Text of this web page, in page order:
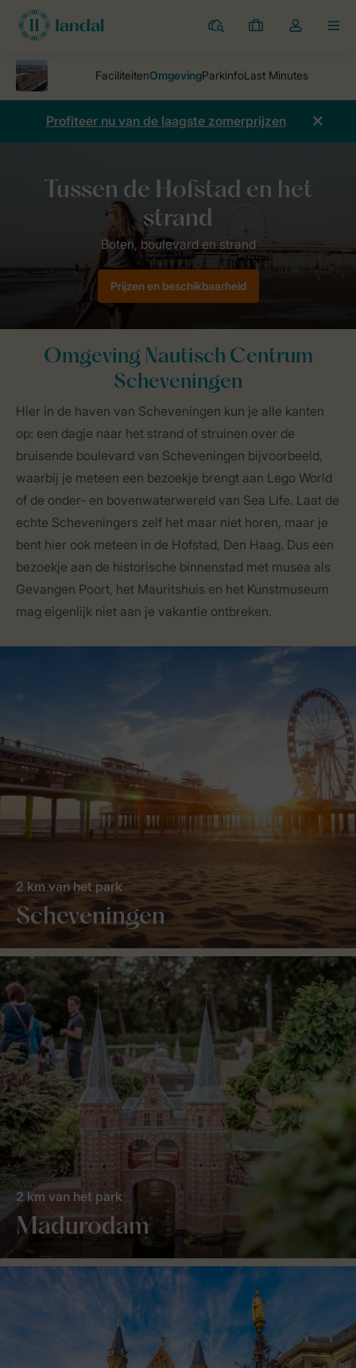
Parken
Mijn
Open
mijn
account
Profiteer nu van de laagste zomerprijzen
Vakantieparken Nautisch Centrum Scheveningen
Prijzen en beschikbaarheid
Omgeving Nautisch Centrum
Scheveningen
Hier in de haven van Scheveningen kun je alle kanten
op: een dagje naar het strand of struinen over de
bruisende boulevard van Scheveningen bijvoorbeeld,
waarbij je meteen een bezoekje brengt aan Lego World
of de onder- en bovenwaterwereld van Sea Life. Laat de
echte Scheveningers zelf het maar niet horen, maar je
bent hier ook meteen in de Hofstad, Den Haag. Dus een
bezoekje aan de historische binnenstad met musea als
Gevangen Poort, het Mauritshuis en het Kunstmuseum
mag eigenlijk niet aan je vakantie ontbreken.
Scheveningen
2 km van het park
Madurodam
2 km van het park